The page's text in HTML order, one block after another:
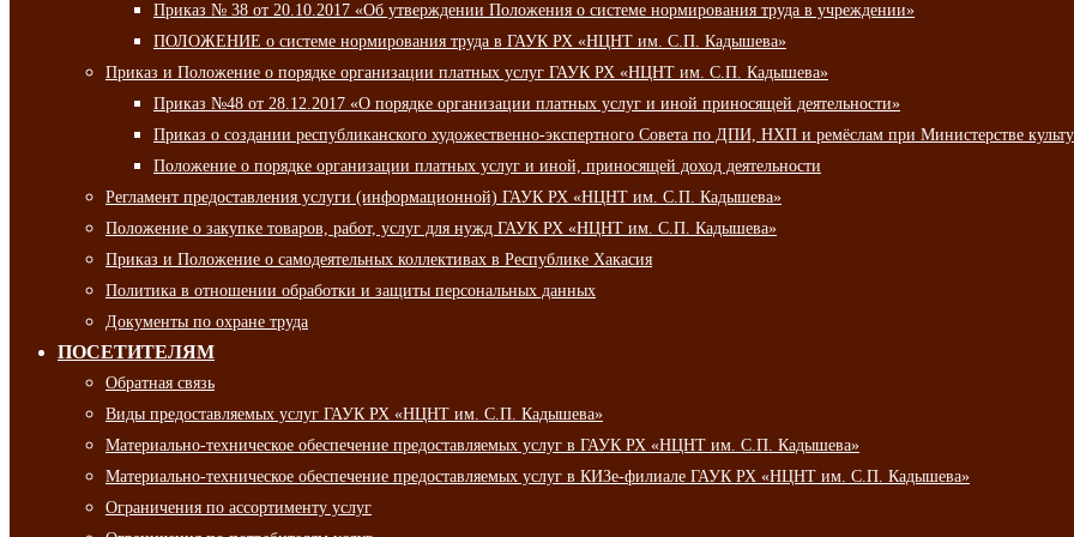
Приказ № 38 от 20.10.2017 «Об утверждении Положения о системе нормирования труда в учреждении»
ПОЛОЖЕНИЕ о системе нормирования труда в ГАУК РХ «НЦНТ им. С.П. Кадышева»
Приказ и Положение о порядке организации платных услуг ГАУК РХ «НЦНТ им. С.П. Кадышева»
Приказ №48 от 28.12.2017 «О порядке организации платных услуг и иной приносящей деятельности»
Приказ о создании республиканского художественно-экспертного Совета по ДПИ, НХП и ремёслам при Министерстве
Положение о порядке организации платных услуг и иной, приносящей доход деятельности
Регламент предоставления услуги (информационной) ГАУК РХ «НЦНТ им. С.П. Кадышева»
Положение о закупке товаров, работ, услуг для нужд ГАУК РХ «НЦНТ им. С.П. Кадышева»
Приказ и Положение о самодеятельных коллективах в Республике Хакасия
Политика в отношении обработки и защиты персональных данных
Документы по охране труда
ПОСЕТИТЕЛЯМ
Обратная связь
Виды предоставляемых услуг ГАУК РХ «НЦНТ им. С.П. Кадышева»
Материально-техническое обеспечение предоставляемых услуг в ГАУК РХ «НЦНТ им. С.П. Кадышева»
Материально-техническое обеспечение предоставляемых услуг в КИЗе-филиале ГАУК РХ «НЦНТ им. С.П. Кадышева»
Ограничения по ассортименту услуг